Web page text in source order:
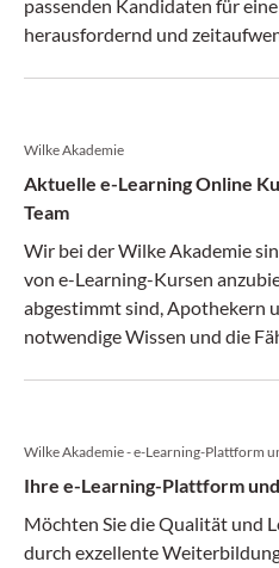
passenden Kandidaten für
herausfordernd und
Wilke Akademie
Aktuelle e-Learning Online
Team
Wir bei der Wilke Akademie
von e-Learning-Kursen
abgestimmt sind, Apothekern
notwendige Wissen und die
Wilke Akademie - e-Learning-Plattform
Ihre e-Learning-Plattform
Möchten Sie die Qualität und
durch exzellente